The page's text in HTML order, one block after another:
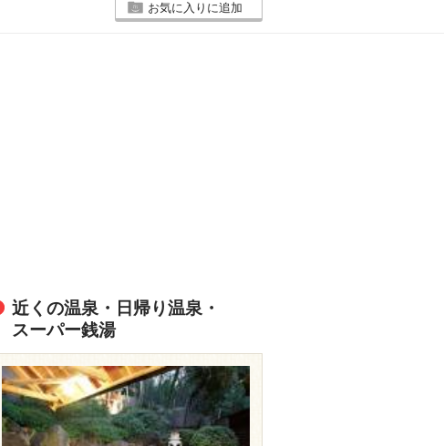
お気に入りに追加
https://travel.rakuten.co.jp/HOTEL/130594/
近くの温泉・日帰り温泉・
スーパー銭湯